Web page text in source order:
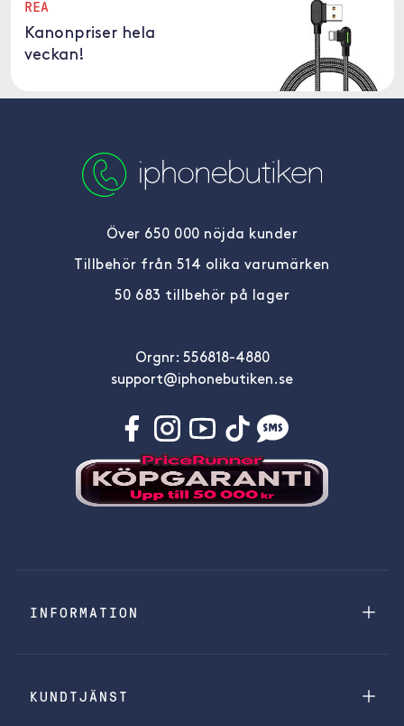
REA
Kanonpriser hela
veckan!
Över 650 000 nöjda kunder
Tillbehör från 514 olika varumärken
50 683 tillbehör på lager
Orgnr: 556818-4880
support@iphonebutiken.se
INFORMATION
KUNDTJÄNST